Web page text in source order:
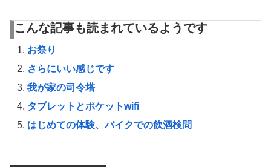
こんな記事も読まれているようです
お祭り
さらにいい感じです
我が家の司令塔
タブレットとポケットwifi
はじめての体験、バイクでの飲酒検問